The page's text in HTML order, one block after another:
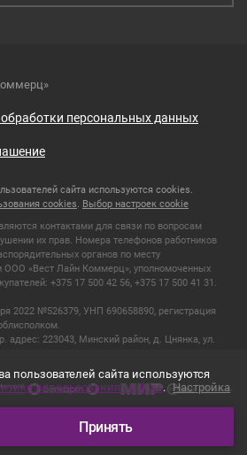
персональных данных
сайта используются cookies.
cookies. Выбор настроек cookie
контактами для связи по вопросам
их прав. Номера телефонов работников
органов по месту
ООО «Вест Лайн Коммерц», уполномоченных
+375 17 500 42 56, +375 17 500 41 31.
2022 №526379, УНП 690658890, регистрация
223043, Минский район, д. Цнянка, ул.
пользователей сайта используются
использования cookies. Настройка
Принять